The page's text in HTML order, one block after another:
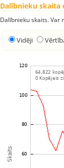
Dalībnieku skaita
Dalībnieku skaits. Var
Vidēji